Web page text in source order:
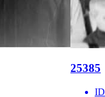
25385